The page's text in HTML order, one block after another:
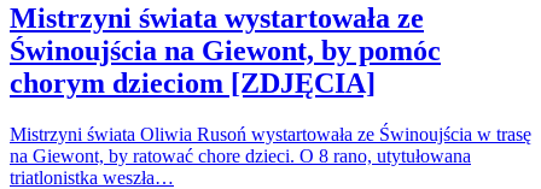
Mistrzyni świata wystartowała ze
Świnoujścia na Giewont, by pomóc
chorym dzieciom [ZDJĘCIA]
Mistrzyni świata Oliwia Rusoń wystartowała ze Świnoujścia w trasę
na Giewont, by ratować chore dzieci. O 8 rano, utytułowana
triatlonistka weszła…